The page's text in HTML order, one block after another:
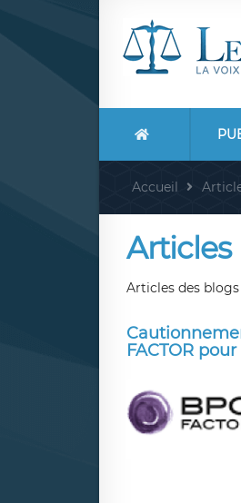
Accueil
Articles
Articles des
FACTOR